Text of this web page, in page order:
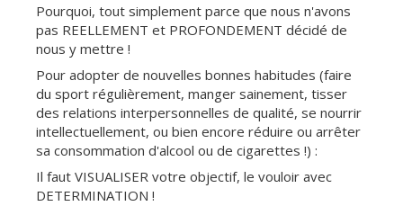
Pourquoi, tout simplement parce que nous n'avons
pas REELLEMENT et PROFONDEMENT décidé de
nous y mettre !
Pour adopter de nouvelles bonnes habitudes (faire
du sport régulièrement, manger sainement, tisser
des relations interpersonnelles de qualité, se nourrir
intellectuellement, ou bien encore réduire ou arrêter
sa consommation d'alcool ou de cigarettes !) :
Il faut VISUALISER votre objectif, le vouloir avec
DETERMINATION !